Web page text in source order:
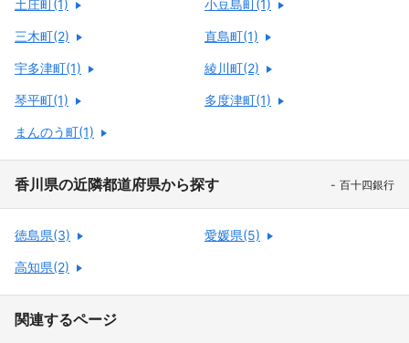
土庄町(1) 小豆島町(1)
三木町(2) 直島町(1)
宇多津町(1) 綾川町(2)
琴平町(1) 多度津町(1)
まんのう町(1)
香川県の近隣都道府県から探す 百十四銀行
徳島県(3) 愛媛県(5)
高知県(2)
関連するページ